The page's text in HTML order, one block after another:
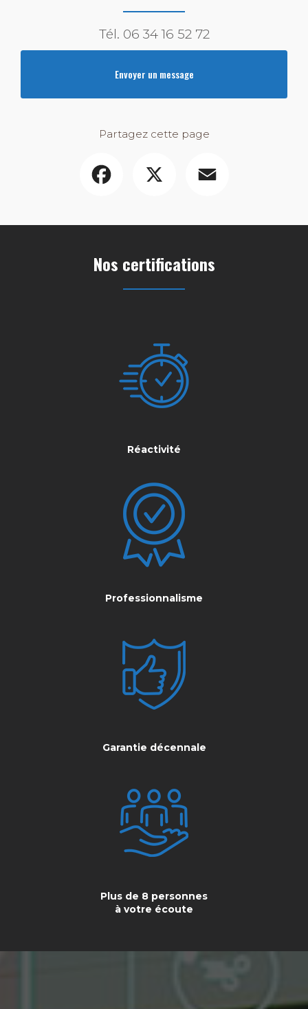
Tél. 06 34 16 52 72
Envoyer un message
Partagez cette page
Nos certifications
Réactivité
Professionnalisme
Garantie décennale
Plus de 8 personnes
à votre écoute